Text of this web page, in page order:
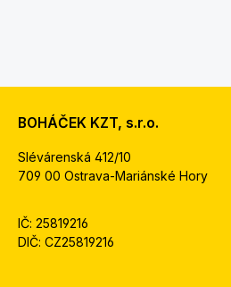
BOHÁČEK KZT, s.r.o.
Slévárenská 412/10
709 00 Ostrava-Mariánské Hory
IČ: 25819216
DIČ: CZ25819216